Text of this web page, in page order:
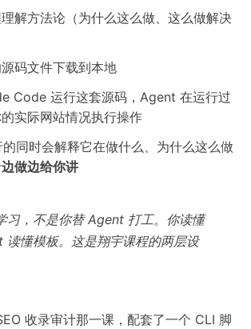
解方法论（为什么这么做、这么做解决
码文件下载到本地
Code 运行这套源码，Agent 在运行过
实际网站情况执行操作
同时会解释它在做什么、为什么这么做
边做边给你讲
习，不是你替 Agent 打工。你读懂
读懂模板。这是翔宇课程的两层设
收录审计那一课，配套了一个 CLI 脚